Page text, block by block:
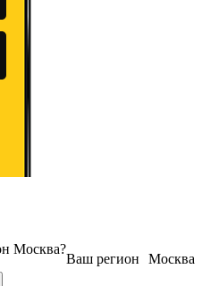
Москва
Ваш регион
Москва?